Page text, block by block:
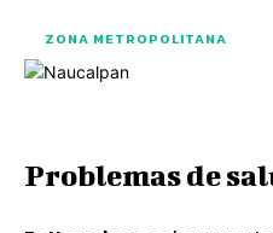
ZONA METROPOLITANA
Problemas de